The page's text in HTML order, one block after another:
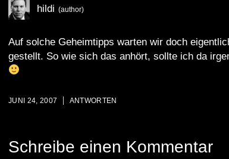
hildi
Auf solche Geheimtipps warten wir doch
gestellt. So wie sich das anhört, sollte ich da
JUNI 24, 2007 ANTWORTEN
Schreibe einen Kommentar